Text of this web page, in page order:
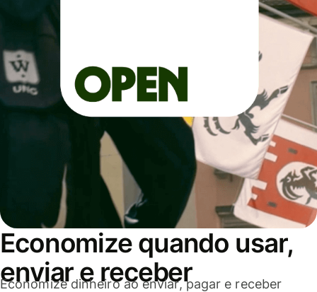
Economize quando usar,
enviar e receber
Economize dinheiro ao enviar, pagar e receber